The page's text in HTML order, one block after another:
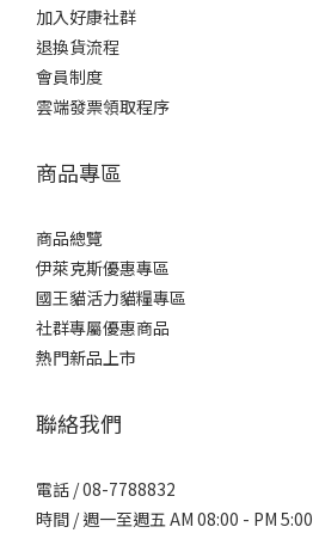
加入好康社群
退換貨流程
會員制度
雲端發票領取程序
商品專區
商品總覽
伊萊克斯優惠專區
國王貓活力貓糧專區
社群專屬優惠商品
熱門新品上市
聯絡我們
電話 / 08-7788832
時間 / 週一至週五 AM 08:00 - PM 5:00